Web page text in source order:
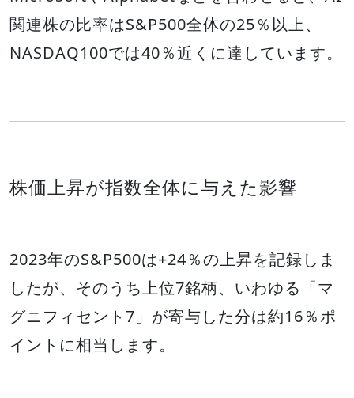
関連株の比率はS&P500全体の25％以上、
NASDAQ100では40％近くに達しています。
株価上昇が指数全体に与えた影響
2023年のS&P500は+24％の上昇を記録しま
したが、そのうち上位7銘柄、いわゆる「マ
グニフィセント7」が寄与した分は約16％ポ
イントに相当します。